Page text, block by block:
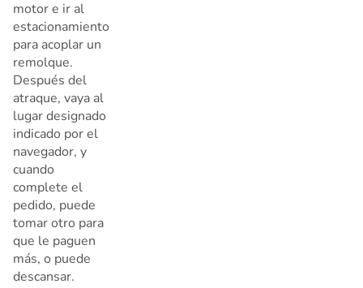
motor e ir al
estacionamiento
para acoplar un
remolque.
Después del
atraque, vaya al
lugar designado
indicado por el
navegador, y
cuando
complete el
pedido, puede
tomar otro para
que le paguen
más, o puede
descansar.